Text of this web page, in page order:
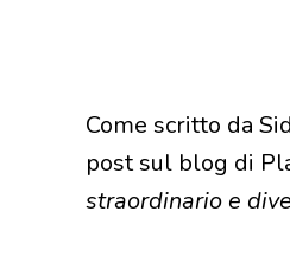
Come scritto da
post sul blog di
straordinario e